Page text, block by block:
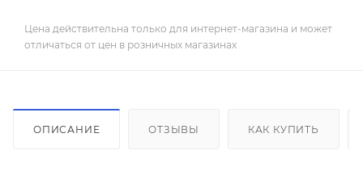
Цена действительна только для интернет-магазина и может
отличаться от цен в розничных магазинах
ОПИСАНИЕ ОТЗЫВЫ КАК КУПИТЬ